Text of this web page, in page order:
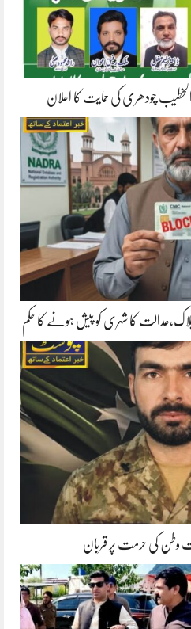
بلاک،عدالت کا شہری کو پیش ہونے کا حکم
وطن کی حرمت پر قربان